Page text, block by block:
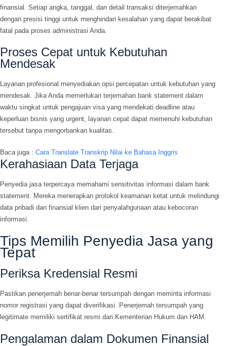
finansial. Setiap angka, tanggal, dan detail transaksi diterjemahkan
dengan presisi tinggi untuk menghindari kesalahan yang dapat berakibat
fatal pada proses administrasi Anda.
Proses Cepat untuk Kebutuhan
Mendesak
Layanan profesional menyediakan opsi percepatan untuk kebutuhan yang
mendesak. Jika Anda memerlukan terjemahan bank statement dalam
waktu singkat untuk pengajuan visa yang mendekati deadline atau
keperluan bisnis yang urgent, layanan cepat dapat memenuhi kebutuhan
tersebut tanpa mengorbankan kualitas.
Baca juga : Cara Translate Transkrip Nilai ke Bahasa Inggris
Kerahasiaan Data Terjaga
Penyedia jasa terpercaya memahami sensitivitas informasi dalam bank
statement. Mereka menerapkan protokol keamanan ketat untuk melindungi
data pribadi dan finansial klien dari penyalahgunaan atau kebocoran
informasi.
Tips Memilih Penyedia Jasa yang
Tepat
Periksa Kredensial Resmi
Pastikan penerjemah benar-benar tersumpah dengan meminta informasi
nomor registrasi yang dapat diverifikasi. Penerjemah tersumpah yang
legitimate memiliki sertifikat resmi dari Kementerian Hukum dan HAM.
Pengalaman dalam Dokumen Finansial